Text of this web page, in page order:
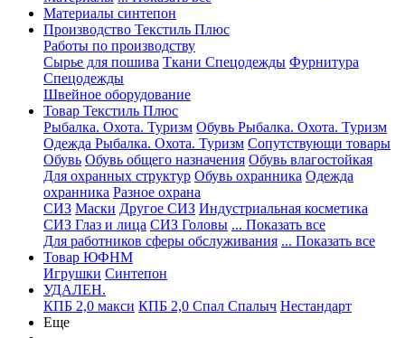
Материалы синтепон
Производство Текстиль Плюс
Работы по производству
Сырье для пошива Ткани Спецодежды Фурнитура
Спецодежды
Швейное оборудование
Товар Текстиль Плюс
Рыбалка. Охота. Туризм Обувь Рыбалка. Охота. Туризм
Одежда Рыбалка. Охота. Туризм Сопутствующи товары
Обувь Обувь общего назначения Обувь влагостойкая
Для охранных структур Обувь охранника Одежда
охранника Разное охрана
СИЗ Маски Другое СИЗ Индустриальная косметика
СИЗ Глаз и лица СИЗ Головы ... Показать все
Для работников сферы обслуживания ... Показать все
Товар ЮФНМ
Игрушки Синтепон
УДАЛЕН.
КПБ 2,0 макси КПБ 2,0 Спал Спалыч Нестандарт
Еще